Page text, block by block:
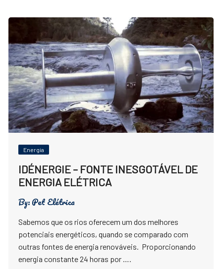
Energia
IDÉNERGIE – FONTE INESGOTÁVEL DE
ENERGIA ELÉTRICA
By:Pet Elétrica
Sabemos que os rios oferecem um dos melhores
potenciais energéticos, quando se comparado com
outras fontes de energia renováveis. Proporcionando
energia constante 24 horas por ….